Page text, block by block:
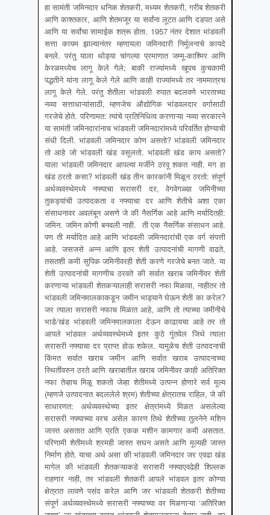
हा सामंती जमिनदार धनिक शेतकरी, मध्यम शेतकरी, गरीब शेतकरी
आणि काश्तकार, आणि शेतमजूर या सर्वांना लूटत आणि दडपत असे
आणि या सर्वांचा सामाईक शत्रू होता. 1957 नंतर देशात भांडवली
सत्ता कायम झाल्यानंतर म्हणायला जमिनदारी निर्मूलनाचे कायदे
बनले. परंतु याला थोड्या चांगल्या प्रमाणात जम्मू-काश्मिर आणि
केरळमध्येच लागू केले गेले; बाकी राज्यांमध्ये खूपच कुचकामी
पद्धतीने यांना लागू केले गेले आणि काही राज्यांमध्ये तर नाममात्रच
लागू केले गेले. परंतु शेतीला भांडवली रुपात बदलवणे भारताच्या
नव्या सत्ताधाऱ्यांसाठी, म्हणजेच औद्योगिक भांडवलदार वर्गासाठी
गरजेचे होते. परिणामत: त्यांचे प्रतिनिधित्व करणाऱ्या नव्या सरकारने
या सामंती जमिनदारांनाच भांडवली जमिनदारांमध्ये परिवर्तित होण्याची
संधी दिली. भांडवली जमिनदार कोण असतो? भांडवली जमिनदार
तो आहे जो भांडवली खंड वसूलतो. भांडवली खंड काय असतो?
याला भांडवली जमिनदार आपल्या मर्जीने ठरवू शकत नाही. मग हा
खंड ठरतो कसा? भांडवली खंड तीन कारकांनी मिळून ठरतो: संपूर्ण
अर्थव्यवस्थेमध्ये नफ्याचा सरासरी दर, वेगवेगळ्य़ा जमिनीच्या
तुकड्यांची उत्पादकता व नफ्याचा दर आणि शेतीचे अशा एका
संसाधनावर अवलंबून असणे जे की नैसर्गिक आहे आणि मर्यादितही:
जमिन. जमिन कोणी बनवली नाही. ती एक नैसर्गिक संसाधन आहे.
पण ती मर्यादित आहे आणि भांडवली जमिनदारांची एक वर्ग संपत्ती
आहे. जसजसे अन्न आणि इतर शेती उत्पादनांची मागणी वाढते,
तसतशी कमी सुपिक जमिनीवरही शेती करणे गरजेचे बनत जाते. या
शेती उत्पादनांची मागणीच ठरवते की सर्वात खराब जमिनीवर शेती
करणाऱ्या भांडवली शेतकऱ्यालाही सरासरी नफा मिळावा, नाहीतर तो
भांडवली जमिनमालकाकडून जमीन भाड्याने घेऊन शेती का करेल?
जर त्याला सरासरी नफाच मिळात आहे, आणि तो त्याच्या जमीनीचे
भाडे/खंड भांडवली जमिनमालकाला देऊन काढायचा आहे तर तो
आपले भांडवल अर्थव्यवस्थेमध्ये इतर कुठे गुंतवेल जिथे त्याला
सरासरी नफ्याचा दर प्राप्त होऊ शकेल. यामुळेच शेती उत्पादनाची
किंमत सर्वात खराब जमीन आणि सर्वात खराब उत्पादनाच्या
स्थितींवरुन ठरते आणि खराबातील खराब जमिनीवर काही अतिरिक्त
नफा तेव्हाच मिळू शकतो जेव्हा शेतीमध्ये उत्पन्न होणारे सर्व मूल्य
(म्हणजे उत्पादनात बदललेले श्रम) शेतीच्या क्षेत्रातच राहिल, जे की
साधारणत: अर्थव्यवस्थेच्या इतर क्षेत्रांमध्ये मिळत असलेल्या
सरासरी नफ्याच्या वरच असेल कारण तिथे शेतीच्या तुलनेने मशिन
जास्त असतात आणि प्रति एकक मशीन कामगार कमी असतात.
परिणामी शेतीमध्ये श्रमही जास्त सघन असते आणि मूल्यही जास्त
निर्माण होते. याचा अर्थ असा की भांडवली जमिनदार जर एवढा खंड
मागेल की भांडवली शेतकऱ्याकडे सरासरी नफ्याएवढेही शिल्लक
राहणार नाही, तर भांडवली शेतकरी आपले भांडवल इतर कोण्या
क्षेत्रात लावणे पसंद करेल आणि जर भांडवली शेतकरी शेतीच्या
संपूर्ण अर्थव्यवस्थेमध्ये सरासरी नफ्याच्या वर मिळणाऱ्या ‘अतिरिक्त